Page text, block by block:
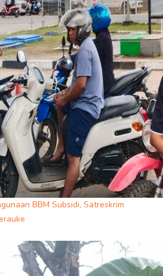
BBM Subsidi, Satreskrim